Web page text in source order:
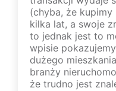
(chyba, że
kilka lat, a swoje
to jednak jest to
wpisie
dużego
branży
że trudno jest